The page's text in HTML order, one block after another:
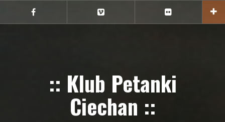
treści
Ciechan
na
na
na
:: Klub Petanki
Ciechan ::